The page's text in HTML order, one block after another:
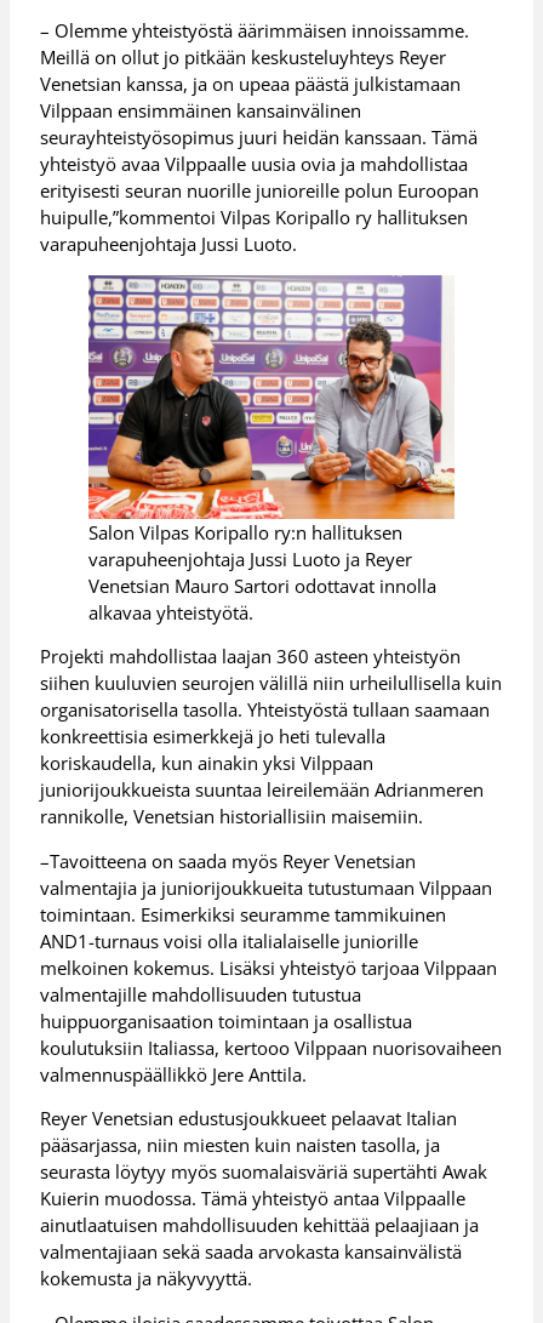
– Olemme yhteistyöstä äärimmäisen innoissamme.
Meillä on ollut jo pitkään keskusteluyhteys Reyer
Venetsian kanssa, ja on upeaa päästä julkistamaan
Vilppaan ensimmäinen kansainvälinen
seurayhteistyösopimus juuri heidän kanssaan. Tämä
yhteistyö avaa Vilppaalle uusia ovia ja mahdollistaa
erityisesti seuran nuorille junioreille polun Euroopan
huipulle,”kommentoi Vilpas Koripallo ry hallituksen
varapuheenjohtaja Jussi Luoto.
Salon Vilpas Koripallo ry:n hallituksen
varapuheenjohtaja Jussi Luoto ja Reyer
Venetsian Mauro Sartori odottavat innolla
alkavaa yhteistyötä.
Projekti mahdollistaa laajan 360 asteen yhteistyön
siihen kuuluvien seurojen välillä niin urheilullisella kuin
organisatorisella tasolla. Yhteistyöstä tullaan saamaan
konkreettisia esimerkkejä jo heti tulevalla
koriskaudella, kun ainakin yksi Vilppaan
juniorijoukkueista suuntaa leireilemään Adrianmeren
rannikolle, Venetsian historiallisiin maisemiin.
–Tavoitteena on saada myös Reyer Venetsian
valmentajia ja juniorijoukkueita tutustumaan Vilppaan
toimintaan. Esimerkiksi seuramme tammikuinen
AND1-turnaus voisi olla italialaiselle juniorille
melkoinen kokemus. Lisäksi yhteistyö tarjoaa Vilppaan
valmentajille mahdollisuuden tutustua
huippuorganisaation toimintaan ja osallistua
koulutuksiin Italiassa, kertooo Vilppaan nuorisovaiheen
valmennuspäällikkö Jere Anttila.
Reyer Venetsian edustusjoukkueet pelaavat Italian
pääsarjassa, niin miesten kuin naisten tasolla, ja
seurasta löytyy myös suomalaisväriä supertähti Awak
Kuierin muodossa. Tämä yhteistyö antaa Vilppaalle
ainutlaatuisen mahdollisuuden kehittää pelaajiaan ja
valmentajiaan sekä saada arvokasta kansainvälistä
kokemusta ja näkyvyyttä.